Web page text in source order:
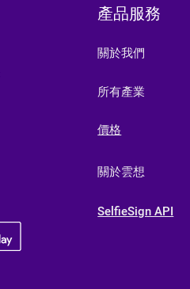
​產品服務
關於我們
所有產業
​價格
關於雲想
SelfieSign API